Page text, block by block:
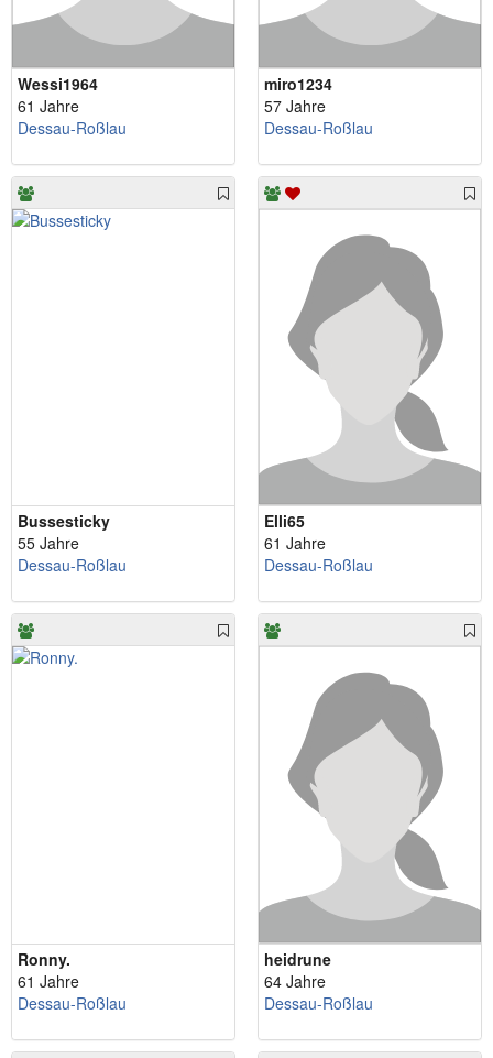
Wessi1964
61 Jahre
Dessau-Roßlau
miro1234
57 Jahre
Dessau-Roßlau
Bussesticky
55 Jahre
Dessau-Roßlau
Elli65
61 Jahre
Dessau-Roßlau
Ronny.
61 Jahre
Dessau-Roßlau
heidrune
64 Jahre
Dessau-Roßlau